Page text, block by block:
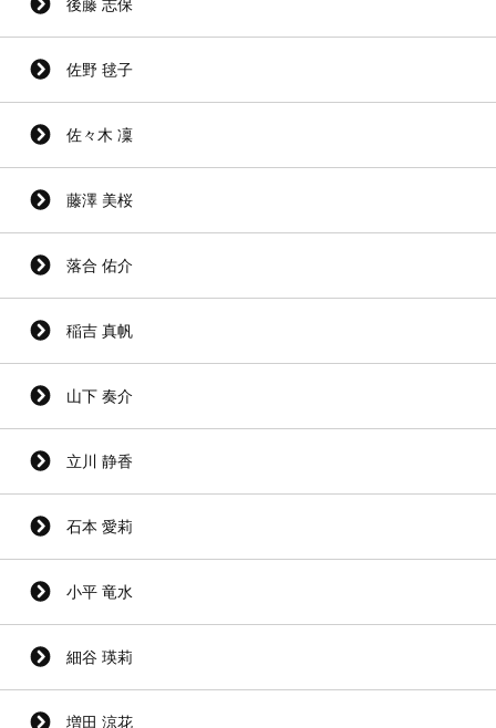
後藤 志保
佐野 毬子
佐々木 凜
藤澤 美桜
落合 佑介
稲吉 真帆
山下 奏介
立川 静香
石本 愛莉
小平 竜水
細谷 瑛莉
増田 涼花